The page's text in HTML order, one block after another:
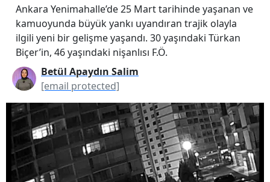
Ankara Yenimahalle’de 25 Mart tarihinde yaşanan ve
kamuoyunda büyük yankı uyandıran trajik olayla
ilgili yeni bir gelişme yaşandı. 30 yaşındaki Türkan
Biçer’in, 46 yaşındaki nişanlısı F.Ö.
Betül Apaydın Salim
[email protected]